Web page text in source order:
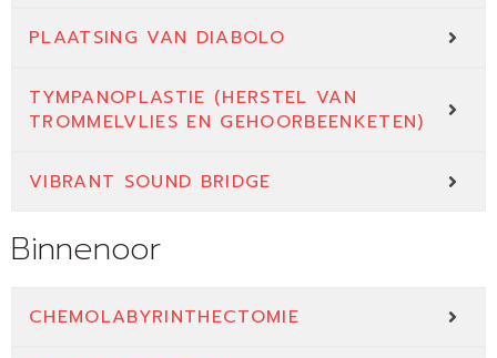
PLAATSING VAN DIABOLO
TYMPANOPLASTIE (HERSTEL VAN
TROMMELVLIES EN GEHOORBEENKETEN)
VIBRANT SOUND BRIDGE
Binnenoor
CHEMOLABYRINTHECTOMIE